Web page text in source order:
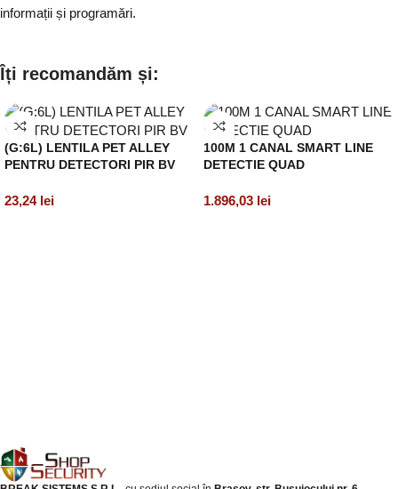
informații și programări.
Îți recomandăm și:
(G:6L) LENTILA PET ALLEY
PENTRU DETECTORI PIR BV
23,24 lei
100M 1 CANAL SMART LINE
DETECTIE QUAD
1.896,03 lei